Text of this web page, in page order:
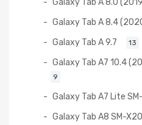
Galaxy Tab A 8.4
Galaxy Tab A 9.7 13
Galaxy Tab A7 10.4
9
Galaxy Tab A7 Lite
Galaxy Tab A8 SM-